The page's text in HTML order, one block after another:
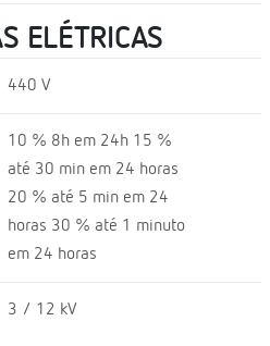
ELÉTRICAS
440 V
10 % 8h em 24h 15 %
até 30 min em 24 horas
20 % até 5 min em 24
horas 30 % até 1 minuto
em 24 horas
3 / 12 kV